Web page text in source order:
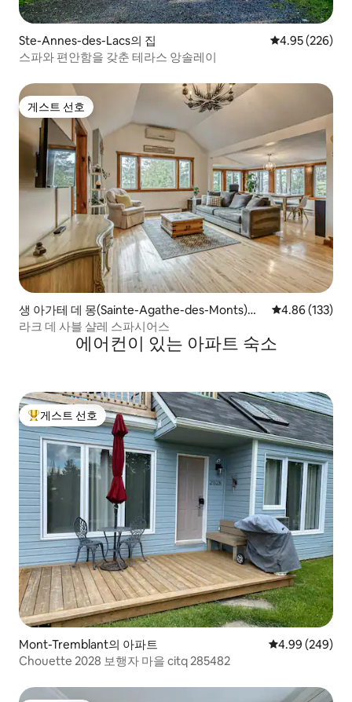
Ste-Annes-des-Lacs의 집 평점 4.95점(5
4.95 (226)
스파와 편안함을 갖춘 테라스 앙솔레이
게스트 선호
게스트 선호
생 아가테 데 몽(Sainte-Agathe-des-Monts)의
집
평점 4.86점(5
4.86 (133)
라크 데 사블 샬레 스파시어스
에어컨이 있는 아파트 숙소
상위 게스트 선호
게스트 선호
Mont-Tremblant의 아파트 평점 4.99점(5
4.99 (249)
Chouette 2028 보행자 마을 citq 285482